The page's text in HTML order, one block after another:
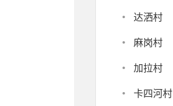
· 达洒村
· 麻岗村
· 加拉村
· 卡四河村